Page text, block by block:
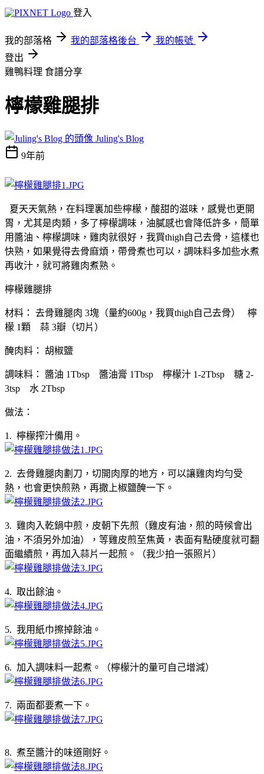
登入
我的部落格 我的部落格後台
我的帳號
登出
雞鴨料理 食譜分享
檸檬雞腿排
Juling's Blog
9年前
夏天天氣熱，在料理裏加些檸檬，酸甜的滋味，感覺也更開
胃，尤其是肉類，多了檸檬調味，油膩感也會降低許多，簡單
用醬油、檸檬調味，雞肉就很好，我買thigh自己去骨，這樣也
快熟，如果覺得去骨麻煩，帶骨煮也可以，調味料多加些水煮
再收汁，就可將雞肉煮熟。
檸檬雞腿排
材料： 去骨雞腿肉 3塊（量約600g，我買thigh自己去骨） 檸
檬 1顆 蒜 3瓣（切片）
醃肉料： 胡椒鹽
調味料： 醬油 1Tbsp 醬油膏 1Tbsp 檸檬汁 1-2Tbsp 糖 2-
3tsp 水 2Tbsp
做法：
1. 檸檬搾汁備用。
2. 去骨雞腿肉劃刀，切開肉厚的地方，可以讓雞肉均勻受
熱，也會更快煎熟，再撒上椒鹽醃一下。
3. 雞肉入乾鍋中煎，皮朝下先煎（雞皮有油，煎的時候會出
油，不須另外加油），等雞皮煎至焦黃，表面有點硬度就可翻
面繼續煎，再加入蒜片一起煎。（我少拍一張照片）
4. 取出餘油。
5. 我用紙巾擦掉餘油。
6. 加入調味料一起煮。（檸檬汁的量可自己增減）
7. 兩面都要煮一下。
8. 煮至醬汁的味道剛好。